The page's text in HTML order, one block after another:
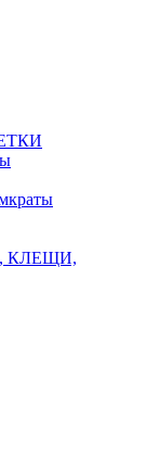
КЛЕЩИ,